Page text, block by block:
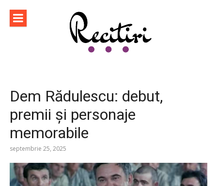
conținut
Dem Rădulescu: debut,
premii și personaje
memorabile
septembrie 25, 2025